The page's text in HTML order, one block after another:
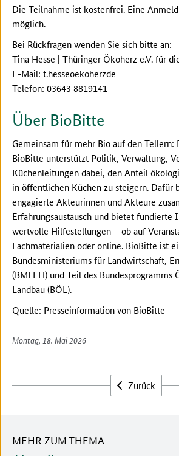
Die Teilnahme ist kostenfrei. Eine
möglich.
Bei Rückfragen wenden Sie sich bitte an:
Tina Hesse | Thüringer Ökoherz e.V. für
E-Mail: t.hesseoekoherzde
Telefon: 03643 8819141
Über BioBitte
Gemeinsam für mehr Bio auf den
BioBitte unterstützt Politik, Verwaltung,
Küchenleitungen dabei, den Anteil
in öffentlichen Küchen zu steigern. Dafür
engagierte Akteurinnen und Akteure
Erfahrungsaustausch und bietet fundierte
wertvolle Hilfestellungen – ob auf
Fachmaterialien oderonline. BioBitte ist
Bundesministeriums für Landwirtschaft,
(BMLEH) und Teil des Bundesprogramms
Landbau (BÖL).
Quelle: Presseinformation von BioBitte
Montag, 18. Mai 2026
Zurück
MEHR ZUM THEMA